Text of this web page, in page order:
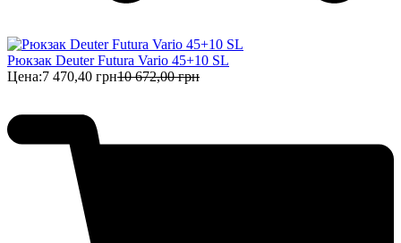
Рюкзак Deuter Futura Vario 45+10 SL
Цена:7 470,40 грн10 672,00 грн